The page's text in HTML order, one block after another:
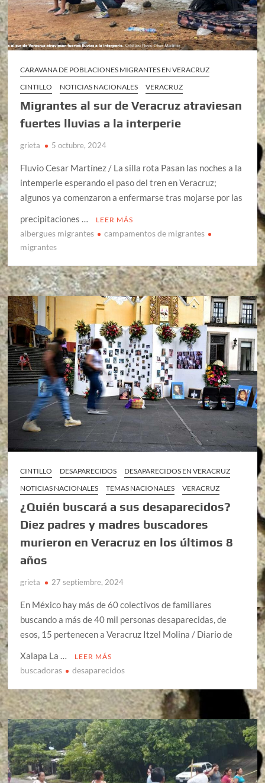
CARAVANA DE POBLACIONES MIGRANTES EN VERACRUZ
CINTILLO
NOTICIAS NACIONALES VERACRUZ
Migrantes al sur de Veracruz atraviesan
fuertes lluvias a la interperie
grieta 5 octubre, 2024
Fluvio Cesar Martínez / La silla rota Pasan las noches a la
intemperie esperando el paso del tren en Veracruz;
algunos ya comenzaron a enfermarse tras mojarse por las
precipitaciones …
LEER MÁS
albergues migrantes
campamentos de migrantes
migrantes
CINTILLO DESAPARECIDOS
DESAPARECIDOS EN VERACRUZ
NOTICIAS NACIONALES
TEMAS NACIONALES VERACRUZ
¿Quién buscará a sus desaparecidos?
Diez padres y madres buscadores
murieron en Veracruz en los últimos 8
años
grieta 27 septiembre, 2024
En México hay más de 60 colectivos de familiares
buscando a más de 40 mil personas desaparecidas, de
esos, 15 pertenecen a Veracruz Itzel Molina / Diario de
Xalapa La …
LEER MÁS
buscadoras desaparecidos